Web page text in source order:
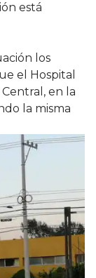
está
los
el Hospital
en la
la misma